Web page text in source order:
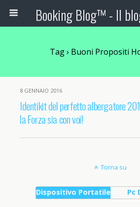
Tag › Buoni Propositi
8 GENNAIO 2016
Identikit del perfetto albergatore
la Forza sia con voi!
Torna su
Dispositivo Portatile Pc